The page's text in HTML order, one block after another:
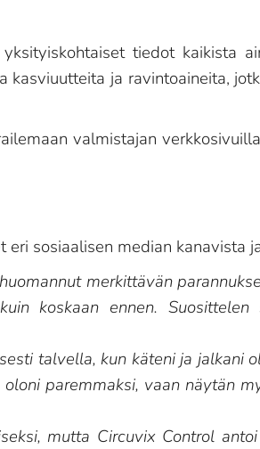
tiedot kaikista
ja ravintoaineita,
valmistajan
sosiaalisen median kanavista
merkittävän
koskaan ennen.
talvella, kun käteni ja jalkani
paremmaksi, vaan näytän
mutta Circuvix Control